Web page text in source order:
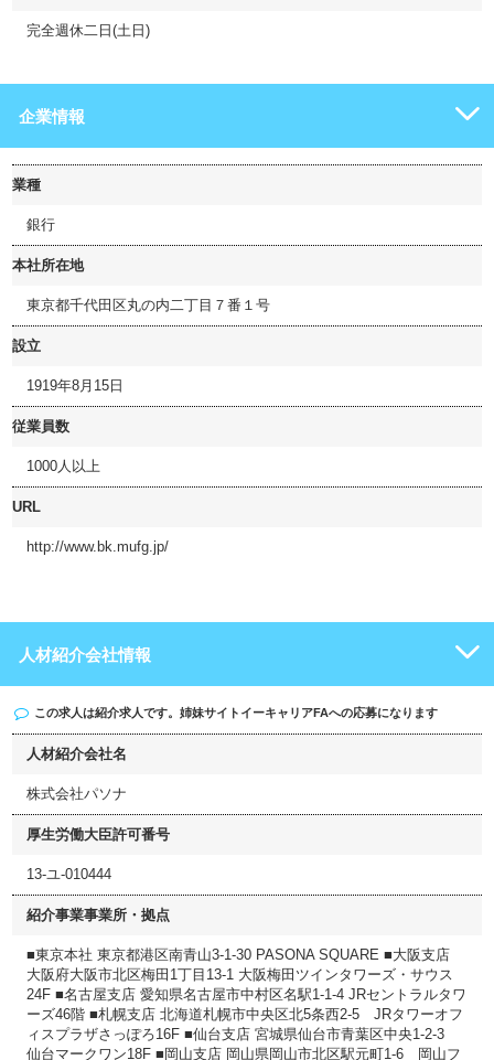
完全週休二日(土日)
企業情報
業種
銀行
本社所在地
東京都千代田区丸の内二丁目７番１号
設立
1919年8月15日
従業員数
1000人以上
URL
http://www.bk.mufg.jp/
人材紹介会社情報
この求人は紹介求人です。姉妹サイト イーキャリアFAへの応募になります
人材紹介会社名
株式会社パソナ
厚生労働大臣許可番号
13-ユ-010444
紹介事業事業所・拠点
■東京本社 東京都港区南青山3-1-30 PASONA SQUARE ■大阪支店
大阪府大阪市北区梅田1丁目13-1 大阪梅田ツインタワーズ・サウス
24F ■名古屋支店 愛知県名古屋市中村区名駅1-1-4 JRセントラルタワ
ーズ46階 ■札幌支店 北海道札幌市中央区北5条西2-5 JRタワーオフ
ィスプラザさっぽろ16F ■仙台支店 宮城県仙台市青葉区中央1-2-3
仙台マークワン18F ■岡山支店 岡山県岡山市北区駅元町1-6 岡山フ